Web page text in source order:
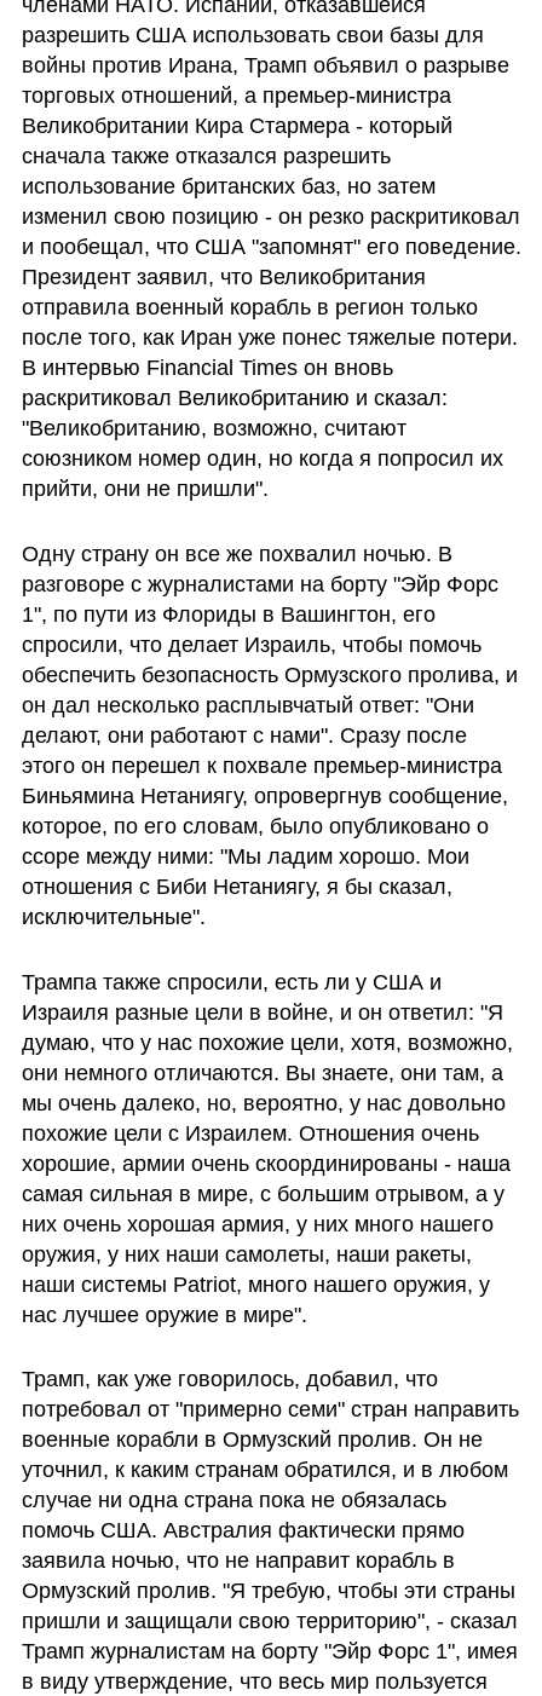
разрешить США использовать свои базы для
войны против Ирана, Трамп объявил о разрыве
торговых отношений, а премьер-министра
Великобритании Кира Стармера - который
сначала также отказался разрешить
использование британских баз, но затем
изменил свою позицию - он резко раскритиковал
и пообещал, что США "запомнят" его поведение.
Президент заявил, что Великобритания
отправила военный корабль в регион только
после того, как Иран уже понес тяжелые потери.
В интервью Financial Times он вновь
раскритиковал Великобританию и сказал:
"Великобританию, возможно, считают
союзником номер один, но когда я попросил их
прийти, они не пришли".
Одну страну он все же похвалил ночью. В
разговоре с журналистами на борту "Эйр Форс
1", по пути из Флориды в Вашингтон, его
спросили, что делает Израиль, чтобы помочь
обеспечить безопасность Ормузского пролива, и
он дал несколько расплывчатый ответ: "Они
делают, они работают с нами". Сразу после
этого он перешел к похвале премьер-министра
Биньямина Нетаниягу, опровергнув сообщение,
которое, по его словам, было опубликовано о
ссоре между ними: "Мы ладим хорошо. Мои
отношения с Биби Нетаниягу, я бы сказал,
исключительные".
Трампа также спросили, есть ли у США и
Израиля разные цели в войне, и он ответил: "Я
думаю, что у нас похожие цели, хотя, возможно,
они немного отличаются. Вы знаете, они там, а
мы очень далеко, но, вероятно, у нас довольно
похожие цели с Израилем. Отношения очень
хорошие, армии очень скоординированы - наша
самая сильная в мире, с большим отрывом, а у
них очень хорошая армия, у них много нашего
оружия, у них наши самолеты, наши ракеты,
наши системы Patriot, много нашего оружия, у
нас лучшее оружие в мире".
Трамп, как уже говорилось, добавил, что
потребовал от "примерно семи" стран направить
военные корабли в Ормузский пролив. Он не
уточнил, к каким странам обратился, и в любом
случае ни одна страна пока не обязалась
помочь США. Австралия фактически прямо
заявила ночью, что не направит корабль в
Ормузский пролив. "Я требую, чтобы эти страны
пришли и защищали свою территорию", - сказал
Трамп журналистам на борту "Эйр Форс 1", имея
в виду утверждение, что весь мир пользуется